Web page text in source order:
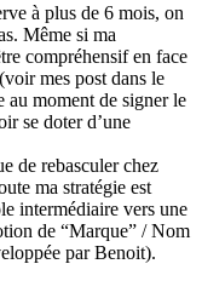
à plus de 6 mois, on
Même si ma
compréhensif en face
mes post dans le
moment de signer le
se doter d’une
de rebasculer chez
ma stratégie est
intermédiaire vers une
de “Marque” / Nom
par Benoit).